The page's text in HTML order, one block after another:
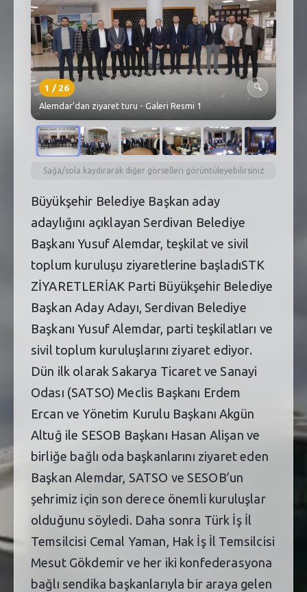
1 /26
🔍
Alemdar’dan ziyaret turu - Galeri Resmi 1
Sağa/sola kaydırarak diğer görselleri görüntüleyebilirsiniz
Büyükşehir Belediye Başkan aday
adaylığını açıklayan Serdivan Belediye
Başkanı Yusuf Alemdar, teşkilat ve sivil
toplum kuruluşu ziyaretlerine başladıSTK
ZİYARETLERİAK Parti Büyükşehir Belediye
Başkan Aday Adayı, Serdivan Belediye
Başkanı Yusuf Alemdar, parti teşkilatları ve
sivil toplum kuruluşlarını ziyaret ediyor.
Dün ilk olarak Sakarya Ticaret ve Sanayi
Odası (SATSO) Meclis Başkanı Erdem
Ercan ve Yönetim Kurulu Başkanı Akgün
Altuğ ile SESOB Başkanı Hasan Alişan ve
birliğe bağlı oda başkanlarını ziyaret eden
Başkan Alemdar, SATSO ve SESOB’un
şehrimiz için son derece önemli kuruluşlar
olduğunu söyledi. Daha sonra Türk İş İl
Temsilcisi Cemal Yaman, Hak İş İl Temsilcisi
Mesut Gökdemir ve her iki konfederasyona
bağlı sendika başkanlarıyla bir araya gelen
SEBİK
E NÖBETÇI ECZANELER
SABSIS - AFET
TRAFIKPARK
KÜREK
ATIK YÖNETIM
PLANETARYUM